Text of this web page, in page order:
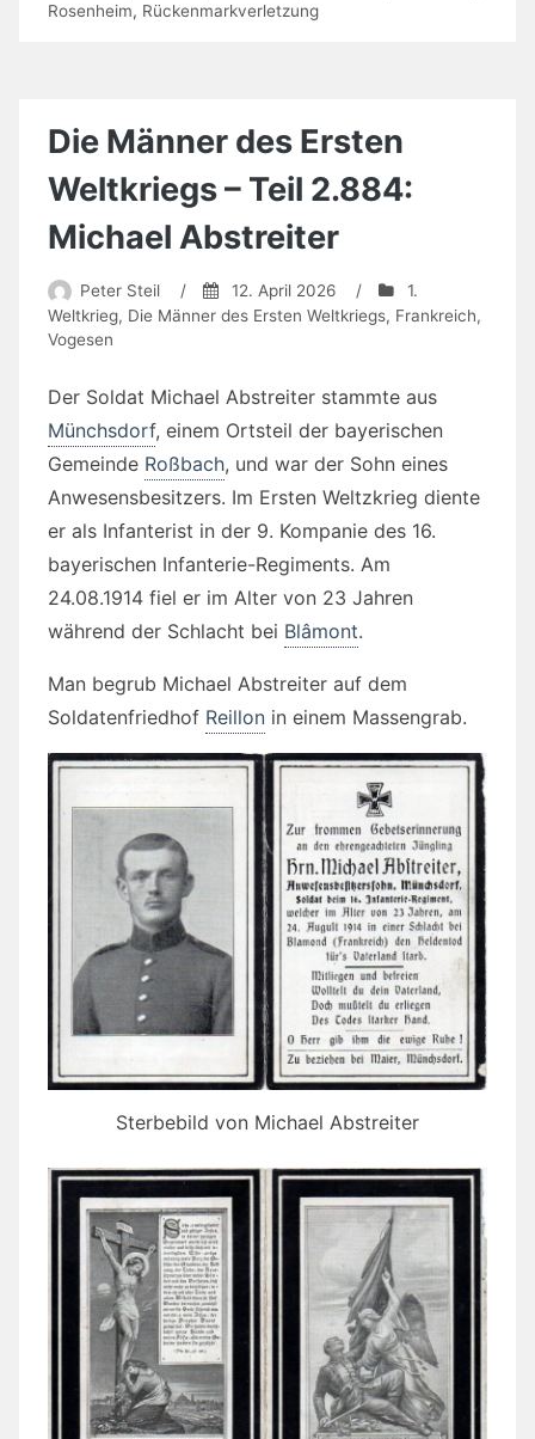
Rosenheim, Rückenmarkverletzung
Die Männer des Ersten
Weltkriegs – Teil 2.884:
Michael Abstreiter
Peter Steil / 12. April 2026 /
1.
Weltkrieg, Die Männer des Ersten Weltkriegs, Frankreich,
Vogesen
Der Soldat Michael Abstreiter stammte aus
Münchsdorf, einem Ortsteil der bayerischen
Gemeinde Roßbach, und war der Sohn eines
Anwesensbesitzers. Im Ersten Weltzkrieg diente
er als Infanterist in der 9. Kompanie des 16.
bayerischen Infanterie-Regiments. Am
24.08.1914 fiel er im Alter von 23 Jahren
während der Schlacht bei Blâmont.
Man begrub Michael Abstreiter auf dem
Soldatenfriedhof Reillon in einem Massengrab.
Sterbebild von Michael Abstreiter